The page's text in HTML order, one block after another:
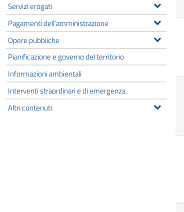
Servizi erogati
Pagamenti dell'amministrazione
Opere pubbliche
Pianificazione e governo del territorio
Informazioni ambientali
Interventi straordinari e di emergenza
Altri contenuti